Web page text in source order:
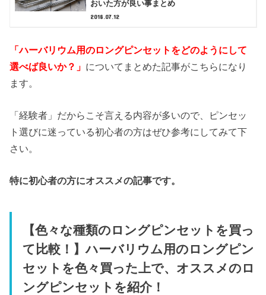
おいた方が良い事まとめ
2018.07.12
「ハーバリウム用のロングピンセットをどのようにして
選べば良いか？」 についてまとめた記事がこちらになり
ます。
「経験者」だからこそ言える内容が多いので、ピンセッ
ト選びに迷っている初心者の方はぜひ参考にしてみて下
さい。
特に初心者の方にオススメの記事です。
【色々な種類のロングピンセットを買っ
て比較！】ハーバリウム用のロングピン
セットを色々買った上で、オススメのロ
ングピンセットを紹介！